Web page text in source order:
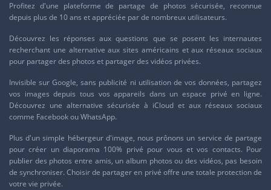
Profitez d'une plateforme de partage de photos sécurisée, reconnue
depuis plus de 10 ans et appréciée par de nombreux utilisateurs.
Découvrez les réponses aux questions que se posent les internautes
recherchant une alternative aux sites américains et aux réseaux sociaux
pour partager des photos et partager des vidéos privées.
Invisible surGoogle, sans publicité ni utilisation de vos données, partagez
vos images depuis tous vos appareils dans un espace privé en ligne.
Découvrez une alternative sécurisée à iCloud et aux réseaux sociaux
comme FacebookouWhatsApp.
Plus d'un simple hébergeur d'image, nous prônons un service de partage
pour créer un diaporama 100% privé pour vous et vos contacts. Pour
publier des photos entre amis, un album photos ou des vidéos, pas besoin
de synchroniser. Choisir de partager en privé offre une totale protection de
votre vie privée.